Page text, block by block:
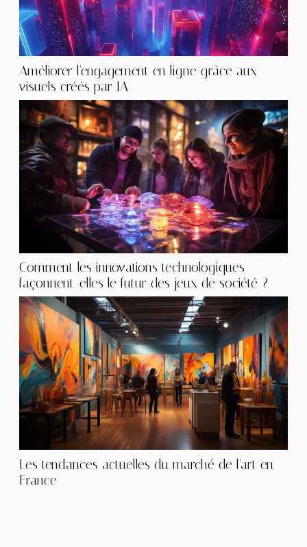
Améliorer l'engagement en ligne grâce aux
visuels créés par IA
Comment les innovations technologiques
façonnent-elles le futur des jeux de société ?
Les tendances actuelles du marché de l'art en
France